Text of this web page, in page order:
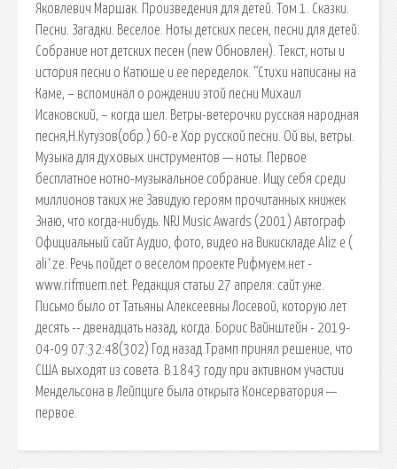
Яковлевич Маршак. Произведения для детей. Том 1. Сказки.
Песни. Загадки. Веселое. Ноты детских песен, песни для детей.
Собрание нот детских песен (new Обновлен). Текст, ноты и
история песни о Катюше и ее переделок. “Стихи написаны на
Каме, – вспоминал о рождении этой песни Михаил
Исаковский, – когда шел. Ветры-ветерочки русская народная
песня,Н.Кутузов(обр.) 60-е Хор русской песни. Ой вы, ветры.
Музыка для духовых инструментов — ноты. Первое
бесплатное нотно-музыкальное собрание. Ищу себя среди
миллионов таких же Завидую героям прочитанных книжек
Знаю, что когда-нибудь. NRJ Music Awards (2001) Автограф
Официальный сайт Аудио, фото, видео на Викискладе Aliz e (
aliˈze. Речь пойдет о веселом проекте Рифмуем.нет -
www.rifmuem.net. Редакция статьи 27 апреля: сайт уже.
Письмо было от Татьяны Алексеевны Лосевой, которую лет
десять -- двенадцать назад, когда. Борис Вайнштейн - 2019-
04-09 07:32:48(302) Год назад Трамп принял решение, что
США выходят из совета. В 1843 году при активном участии
Мендельсона в Лейпциге была открыта Консерватория —
первое.